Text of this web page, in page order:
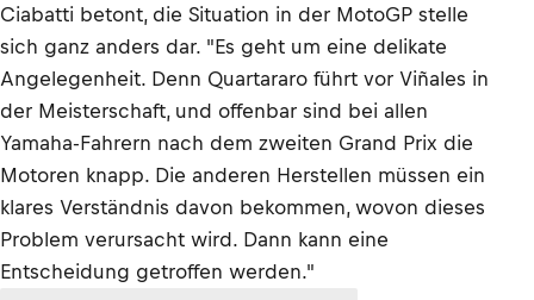
Ciabatti betont, die Situation in der MotoGP stelle
sich ganz anders dar. "Es geht um eine delikate
Angelegenheit. Denn Quartararo führt vor Viñales in
der Meisterschaft, und offenbar sind bei allen
Yamaha-Fahrern nach dem zweiten Grand Prix die
Motoren knapp. Die anderen Herstellen müssen ein
klares Verständnis davon bekommen, wovon dieses
Problem verursacht wird. Dann kann eine
Entscheidung getroffen werden."